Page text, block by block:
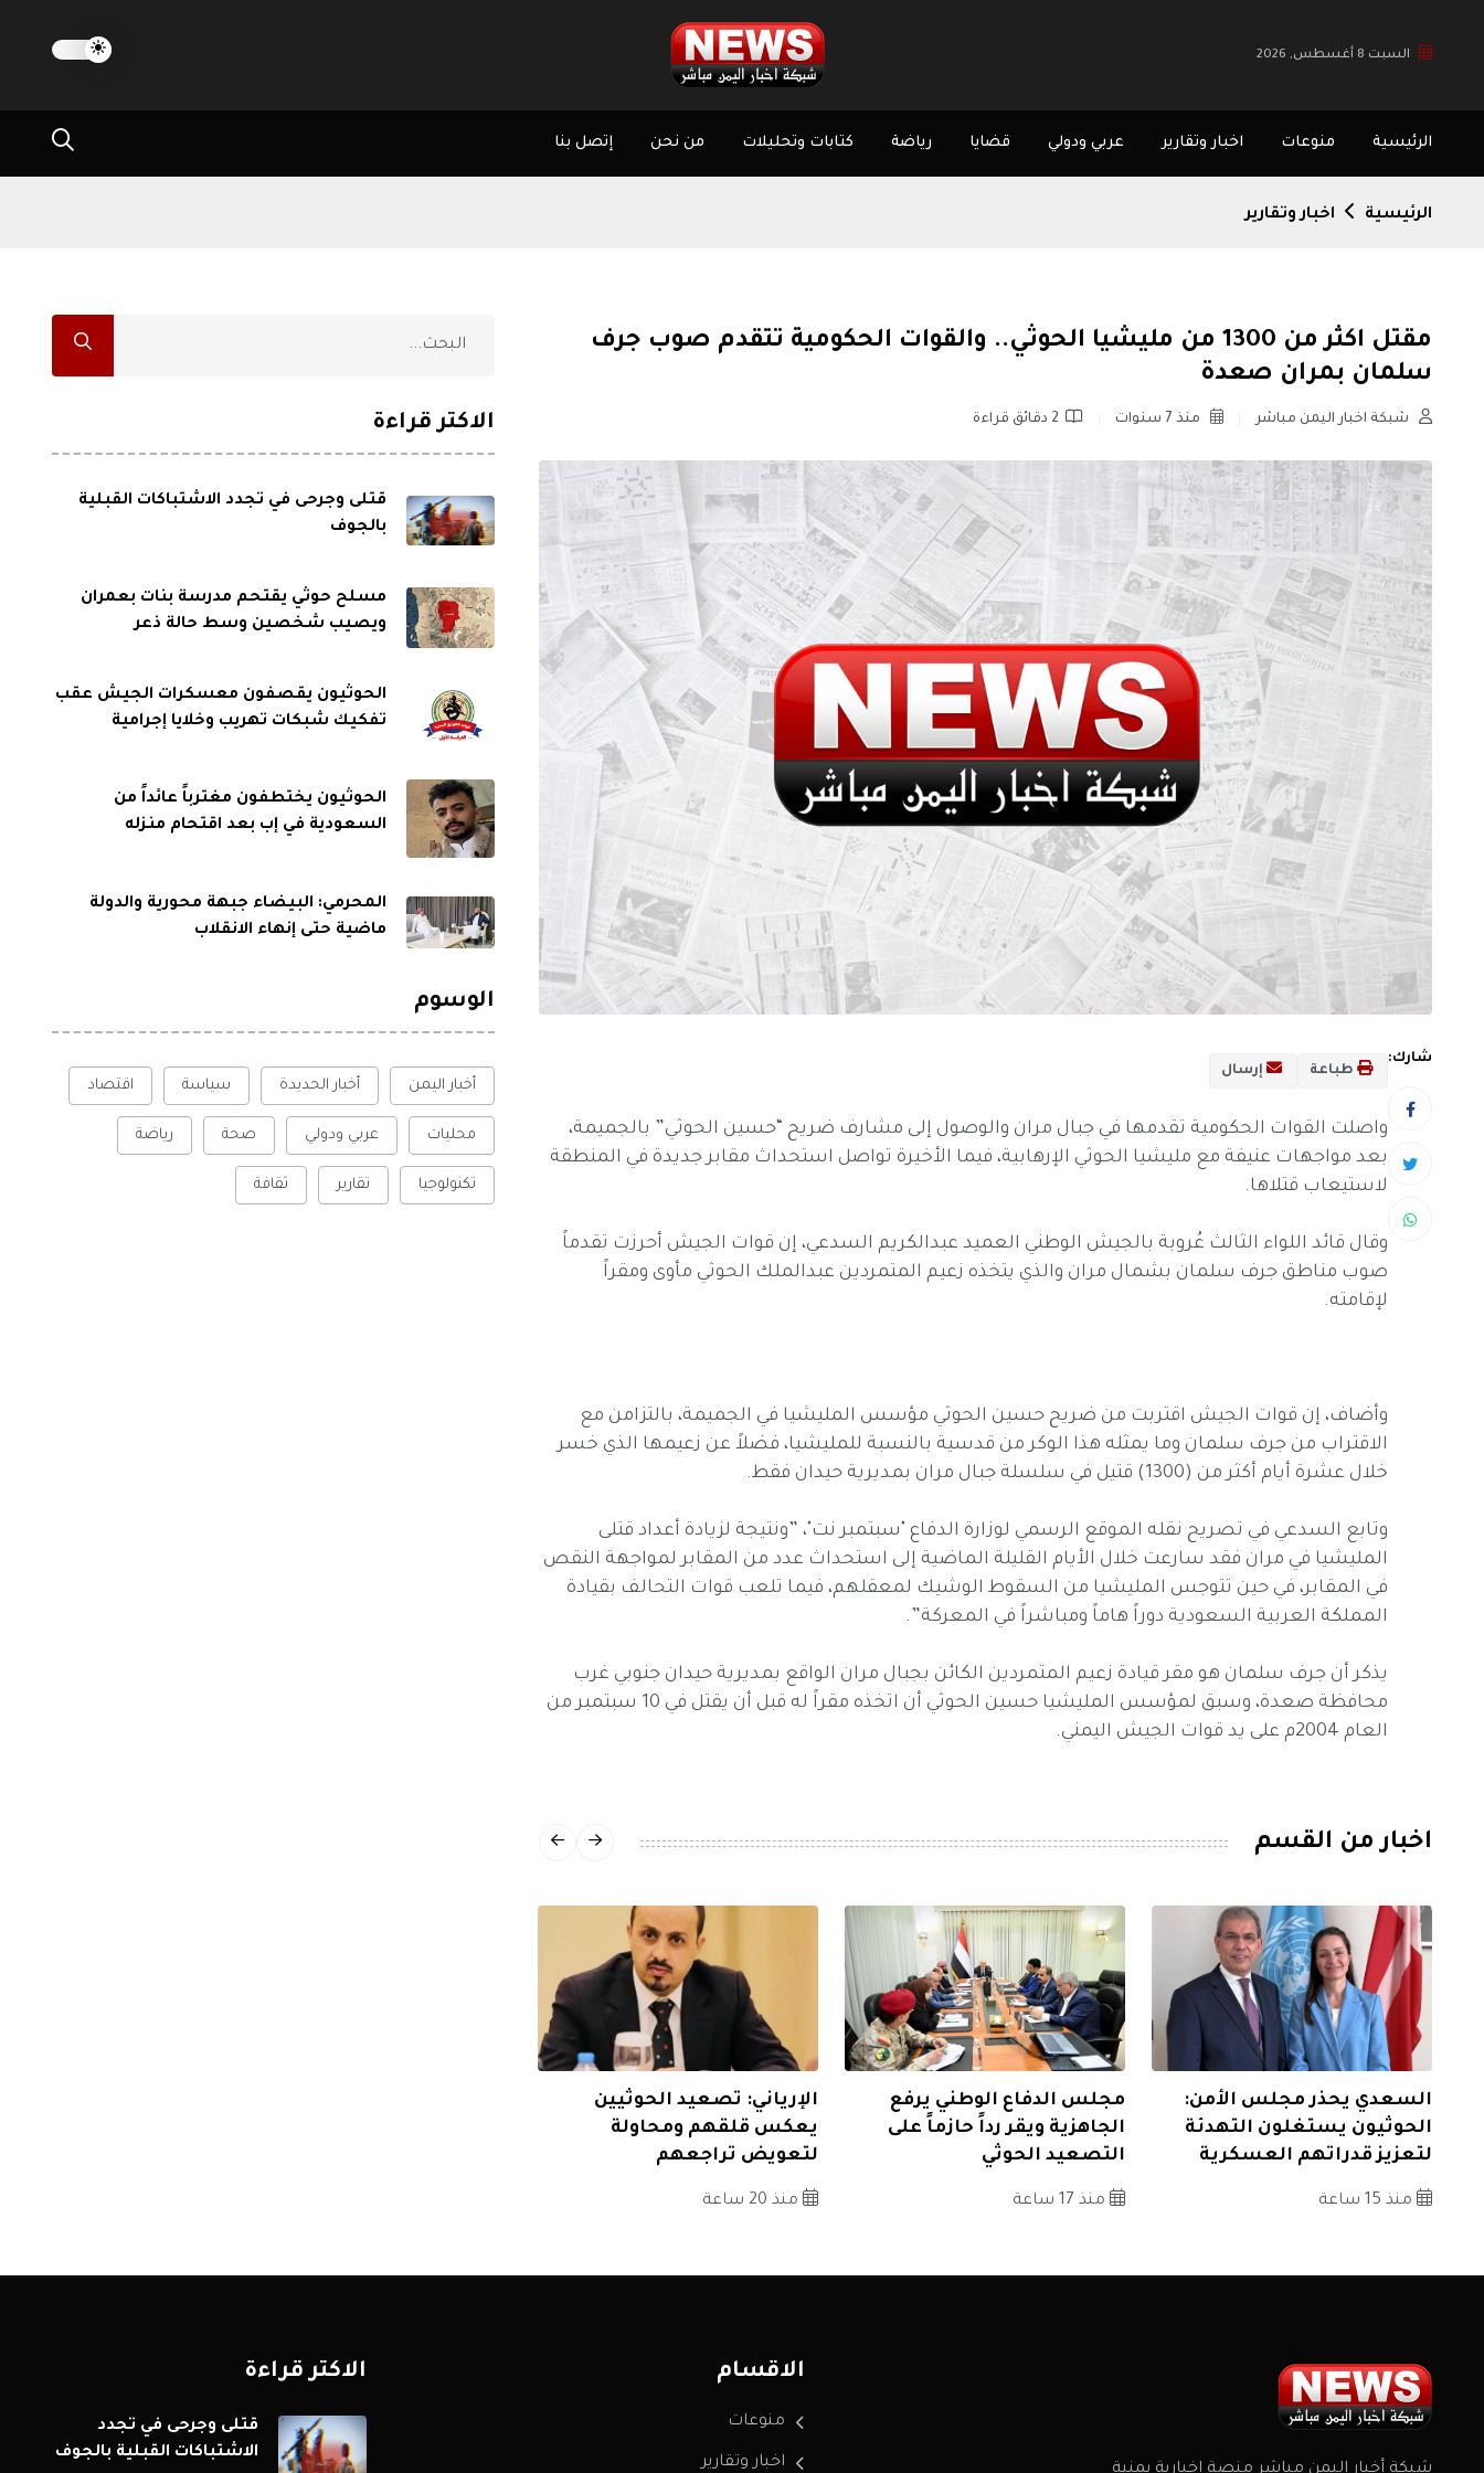
السبت 8 أغسطس, 2026
الرئيسية منوعات اخبار وتقارير عربي ودولي قضايا رياضة كتابات وتحليلات من نحن إتصل بنا
الرئيسية اخبار وتقارير
مقتل اكثر من 1300 من مليشيا الحوثي.. والقوات الحكومية تتقدم صوب جرف
سلمان بمران صعدة
شبكة اخبار اليمن مباشر منذ 7 سنوات 2 دقائق قراءة
شارك:
طباعة إرسال
واصلت القوات الحكومية تقدمها في جبال مران والوصول إلى مشارف ضريح “حسين الحوثي” بالجميمة،
بعد مواجهات عنيفة مع مليشيا الحوثي الإرهابية، فيما الأخيرة تواصل استحداث مقابر جديدة في المنطقة
لاستيعاب قتلاها.
وقال قائد اللواء الثالث عُروبة بالجيش الوطني العميد عبدالكريم السدعي، إن قوات الجيش أحرزت تقدماً
صوب مناطق جرف سلمان بشمال مران والذي يتخذه زعيم المتمردين عبدالملك الحوثي مأوى ومقراً
لإقامته.
وأضاف، إن قوات الجيش اقتربت من ضريح حسين الحوثي مؤسس المليشيا في الجميمة، بالتزامن مع
الاقتراب من جرف سلمان وما يمثله هذا الوكر من قدسية بالنسبة للمليشيا، فضلاً عن زعيمها الذي خسر
خلال عشرة أيام أكثر من (1300) قتيل في سلسلة جبال مران بمديرية حيدان فقط.
وتابع السدعي في تصريح نقله الموقع الرسمي لوزارة الدفاع "سبتمبر نت"، ”ونتيجة لزيادة أعداد قتلى
المليشيا في مران فقد سارعت خلال الأيام القليلة الماضية إلى استحداث عدد من المقابر لمواجهة النقص
في المقابر، في حين تتوجس المليشيا من السقوط الوشيك لمعقلهم، فيما تلعب قوات التحالف بقيادة
المملكة العربية السعودية دوراً هاماً ومباشراً في المعركة”.
يذكر أن جرف سلمان هو مقر قيادة زعيم المتمردين الكائن بجبال مران الواقع بمديرية حيدان جنوبي غرب
محافظة صعدة، وسبق لمؤسس المليشيا حسين الحوثي أن اتخذه مقراً له قبل أن يقتل في 10 سبتمبر من
العام 2004م على يد قوات الجيش اليمني.
اخبار من القسم
السعدي يحذر مجلس الأمن:
الحوثيون يستغلون التهدئة
لتعزيز قدراتهم العسكرية
منذ 15 ساعة
مجلس الدفاع الوطني يرفع
الجاهزية ويقر رداً حازماً على
التصعيد الحوثي
منذ 17 ساعة
الإرياني: تصعيد الحوثيين
يعكس قلقهم ومحاولة
لتعويض تراجعهم
منذ 20 ساعة
الاكثر قراءة
قتلى وجرحى في تجدد الاشتباكات القبلية
بالجوف
مسلح حوثي يقتحم مدرسة بنات بعمران
ويصيب شخصين وسط حالة ذعر
الحوثيون يقصفون معسكرات الجيش عقب
تفكيك شبكات تهريب وخلايا إجرامية
الحوثيون يختطفون مغترباً عائداً من
السعودية في إب بعد اقتحام منزله
المحرمي: البيضاء جبهة محورية والدولة
ماضية حتى إنهاء الانقلاب
الوسوم
أخبار اليمن أخبار الحديدة سياسة اقتصاد
محليات عربي ودولي صحة رياضة
تكنولوجيا تقارير ثقافة
الاقسام
منوعات
اخبار وتقارير
الاكثر قراءة
قتلى وجرحى في تجدد
الاشتباكات القبلية بالجوف